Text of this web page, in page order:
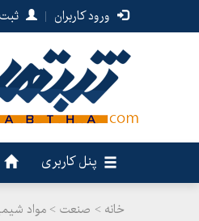
ورود کاربران |
پنل کاربری
خانه > صنعت > مواد شیمیایی >